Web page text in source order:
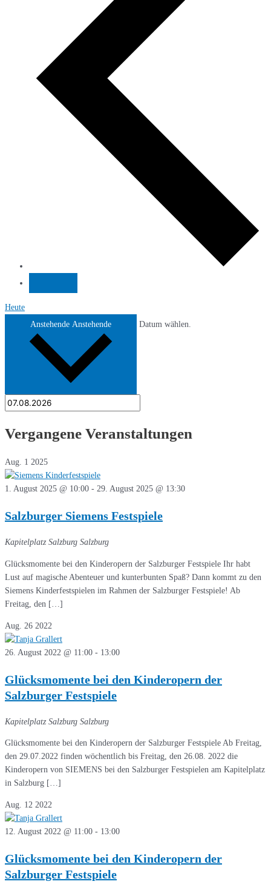
Heute
Anstehende Anstehende Datum wählen.
Vergangene Veranstaltungen
Aug. 1 2025
1. August 2025 @ 10:00 - 29. August 2025 @ 13:30
Salzburger Siemens Festspiele
Kapitelplatz Salzburg Salzburg
Glücksmomente bei den Kinderopern der Salzburger Festspiele Ihr habt
Lust auf magische Abenteuer und kunterbunten Spaß? Dann kommt zu den
Siemens Kinderfestspielen im Rahmen der Salzburger Festspiele! Ab
Freitag, den […]
Aug. 26 2022
26. August 2022 @ 11:00 - 13:00
Glücksmomente bei den Kinderopern der
Salzburger Festspiele
Kapitelplatz Salzburg Salzburg
Glücksmomente bei den Kinderopern der Salzburger Festspiele Ab Freitag,
den 29.07.2022 finden wöchentlich bis Freitag, den 26.08. 2022 die
Kinderopern von SIEMENS bei den Salzburger Festspielen am Kapitelplatz
in Salzburg […]
Aug. 12 2022
12. August 2022 @ 11:00 - 13:00
Glücksmomente bei den Kinderopern der
Salzburger Festspiele